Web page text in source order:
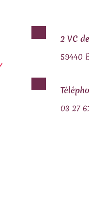
2 VC
59440
03 27